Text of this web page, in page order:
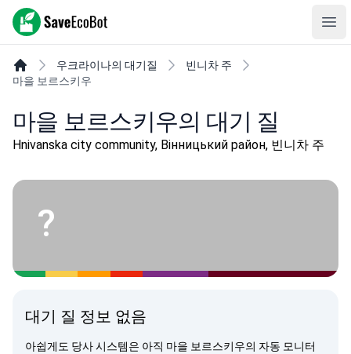
SaveEcoBot
우크라이나의 대기질
빈니차 주
마을 보르스키우
마을 보르스키우의 대기 질
Hnivanska city community, Вінницький район, 빈니차 주
?
대기 질 정보 없음
아쉽게도 당사 시스템은 아직 마을 보르스키우의 자동 모니터